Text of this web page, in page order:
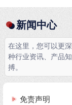
新闻中心
在这里，您可以更
种行业资讯、产品
搏。
免责声明